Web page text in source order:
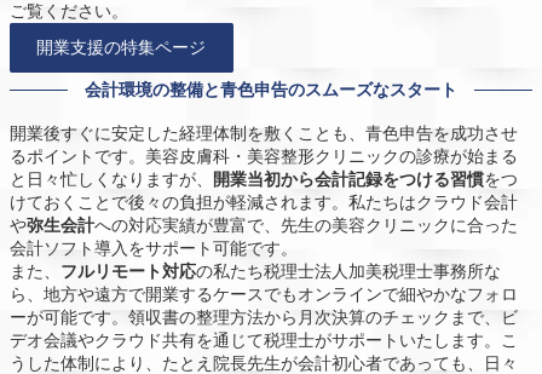
ご覧ください。
開業支援の特集ページ
会計環境の整備と青色申告のスムーズなスタート
開業後すぐに安定した経理体制を敷くことも、青色申告を成功させ
るポイントです。美容皮膚科・美容整形クリニックの診療が始まる
と日々忙しくなりますが、 開業当初から会計記録をつける習慣をつ
けておくことで後々の負担が軽減されます。私たちはクラウド会計
や弥生会計への対応実績が豊富で、先生の美容クリニックに合った
会計ソフト導入をサポート可能です。
また、 フルリモート対応の私たち税理士法人加美税理士事務所な
ら、地方や遠方で開業するケースでもオンラインで細やかなフォロ
ーが可能です。領収書の整理方法から月次決算のチェックまで、ビ
デオ会議やクラウド共有を通じて税理士がサポートいたします。こ
うした体制により、たとえ院長先生が会計初心者であっても、日々